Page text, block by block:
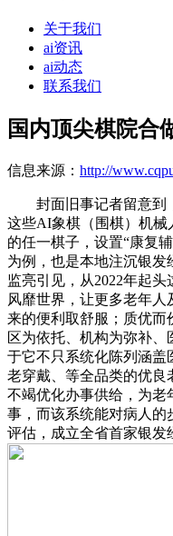
关于我们
ai资讯
ai动态
联系我们
国内顶尖棋院合
信息来源： http://
封面旧事记者留意到，
这些AI象棋（围棋）机械
的任一棋子，设置“康复
为例，也是本地注沉银发
监亮引见，从2022年起
风靡世界，让更多老年
来的便利取舒服；质优而
区为依托、机构为弥补、
于它不只系统化陈列涵盖
老穿戴、等全品类的优良
不竭优化办事供给，为老
事，而该系统能对病人的
评估，成立全省首家银发